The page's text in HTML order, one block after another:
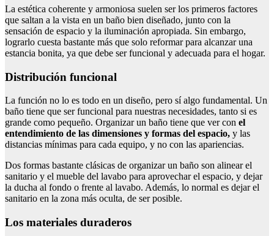
La estética coherente y armoniosa suelen ser los primeros factores
que saltan a la vista en un baño bien diseñado, junto con la
sensación de espacio y la iluminación apropiada. Sin embargo,
lograrlo cuesta bastante más que solo reformar para alcanzar una
estancia bonita, ya que debe ser funcional y adecuada para el hogar.
Distribución funcional
La función no lo es todo en un diseño, pero sí algo fundamental. Un
baño tiene que ser funcional para nuestras necesidades, tanto si es
grande como pequeño. Organizar un baño tiene que ver con el
entendimiento de las dimensiones y formas del espacio, y las
distancias mínimas para cada equipo, y no con las apariencias.
Dos formas bastante clásicas de organizar un baño son alinear el
sanitario y el mueble del lavabo para aprovechar el espacio, y dejar
la ducha al fondo o frente al lavabo. Además, lo normal es dejar el
sanitario en la zona más oculta, de ser posible.
Los materiales duraderos